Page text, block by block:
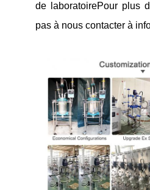
de laboratoirePour plus
pas à nous contacter à